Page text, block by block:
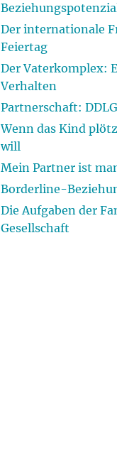
Der internationale
Feiertag
Der Vaterkomplex:
Verhalten
Partnerschaft:
Wenn das Kind
will
Mein Partner ist
Borderline-
Die Aufgaben der
Gesellschaft